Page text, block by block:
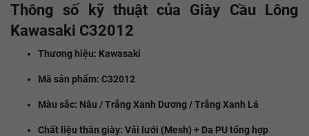
Thông số kỹ thuật của Giày Cầu Lông
Kawasaki C32012
Thương hiệu: Kawasaki
Mã sản phẩm: C32012
Màu sắc: Nâu / Trắng Xanh Dương / Trắng Xanh Lá
Chất liệu thân giày: Vải lưới (Mesh) + Da PU tổng hợp